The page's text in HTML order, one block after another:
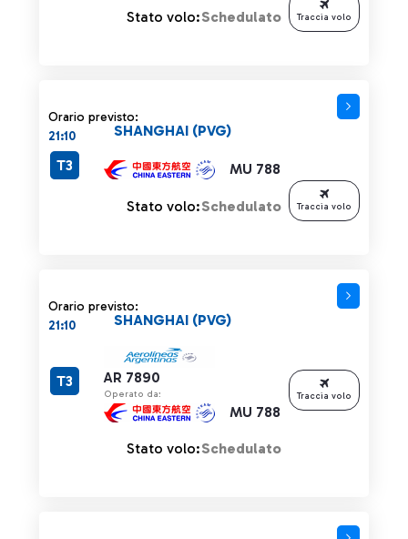
Stato volo:Schedulato Traccia volo
Orario previsto:
21:10
MU 788
SHANGHAI (PVG)
T3
Stato volo:Schedulato Traccia volo
Orario previsto:
21:10
AR 7890
Operato da:
MU 788
SHANGHAI (PVG)
T3
Stato volo:Schedulato
Traccia volo